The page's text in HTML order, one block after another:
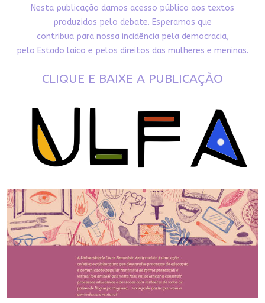
Nesta publicação damos acesso público aos textos
produzidos pelo debate. Esperamos que
contribua para nossa incidência pela democracia,
pelo Estado laico e pelos direitos das mulheres e meninas.
CLIQUE E BAIXE A PUBLICAÇÃO